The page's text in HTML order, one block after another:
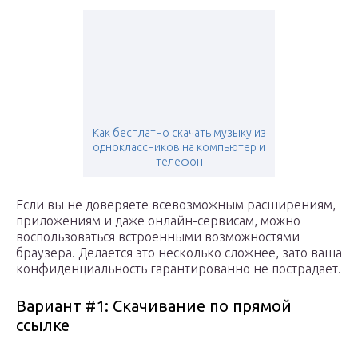
Как бесплатно скачать музыку из
одноклассников на компьютер и
телефон
Если вы не доверяете всевозможным расширениям,
приложениям и даже онлайн-сервисам, можно
воспользоваться встроенными возможностями
браузера. Делается это несколько сложнее, зато ваша
конфиденциальность гарантированно не пострадает.
Вариант #1: Скачивание по прямой
ссылке